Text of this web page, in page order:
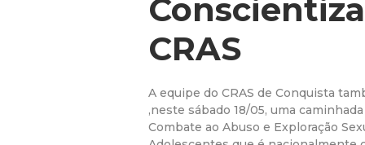
CRAS
A equipe do CRAS de Conquista
,neste sábado 18/05, uma
Combate ao Abuso e Exploração